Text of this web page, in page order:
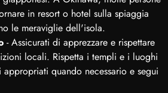
in resort o hotel sulla spiaggia
le meraviglie dell'isola.
- Assicurati di apprezzare e rispettare
locali. Rispetta i templi e i luoghi
quando necessario e segui